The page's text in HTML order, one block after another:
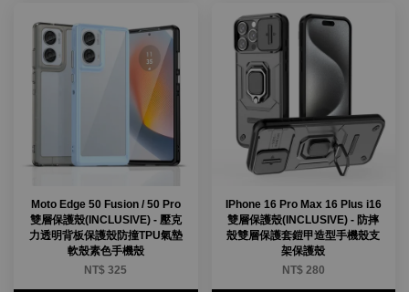
Moto Edge 50 Fusion / 50 Pro
雙層保護殼(INCLUSIVE) - 壓克
力透明背板保護殼防撞TPU氣墊
軟殼素色手機殼
NT$ 325
IPhone 16 Pro Max 16 Plus i16
雙層保護殼(INCLUSIVE) - 防摔
殼雙層保護套鎧甲造型手機殼支
架保護殼
NT$ 280